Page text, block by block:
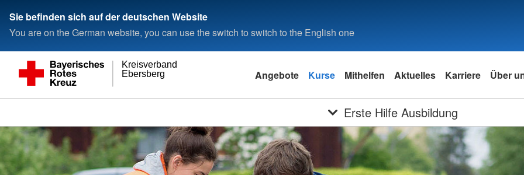
Sie befinden sich auf der deutschen Website
You are on the German website, you can use the switch to switch to the English one
Ebersberg
Kreisverband
Angebote Kurse Mithelfen Aktuelles Karriere Über
Erste Hilfe Ausbildung